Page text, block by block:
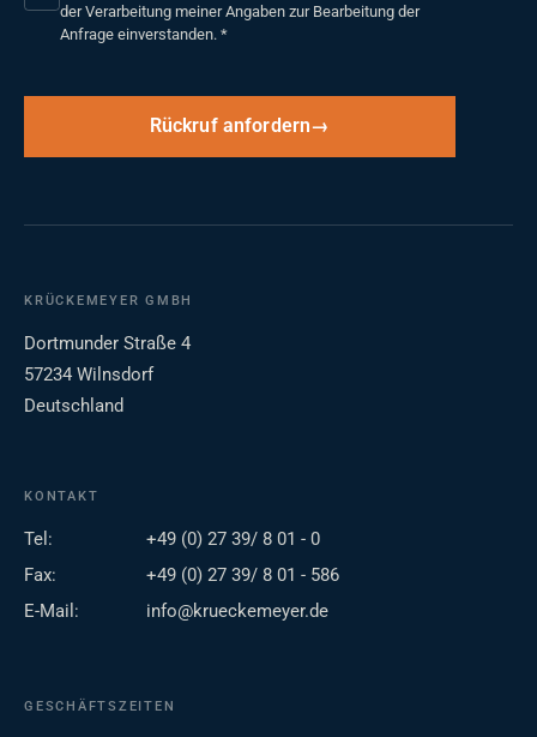
der Verarbeitung meiner Angaben zur Bearbeitung der
Anfrage einverstanden. *
Rückruf anfordern
KRÜCKEMEYER GMBH
Dortmunder Straße 4
57234 Wilnsdorf
Deutschland
KONTAKT
Tel:
+49 (0) 27 39/ 8 01 - 0
Fax:
+49 (0) 27 39/ 8 01 - 586
E-Mail:
info@krueckemeyer.de
GESCHÄFTSZEITEN